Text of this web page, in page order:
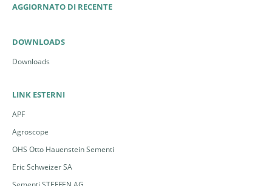
AGGIORNATO DI RECENTE
DOWNLOADS
Downloads
LINK ESTERNI
APF
Agroscope
OHS Otto Hauenstein Sementi
Eric Schweizer SA